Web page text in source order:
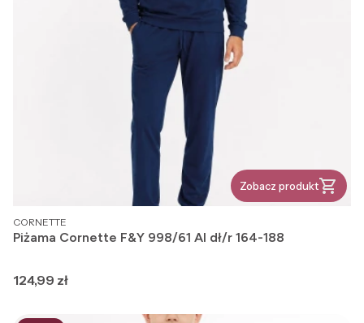
Zobacz produkt
PRODUCENT
CORNETTE
Piżama Cornette F&Y 998/61 AI dł/r 164-188
Cena
124,99 zł